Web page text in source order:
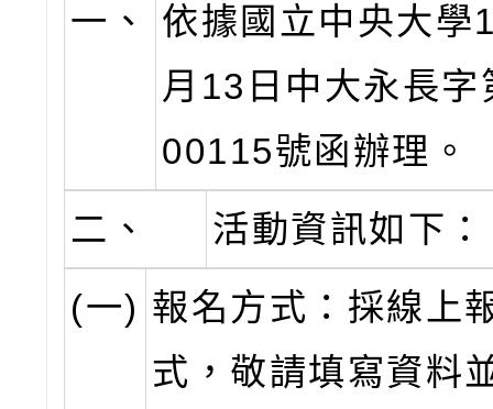
一、
依據國立中央大學
月13日中大永長
00115號函辦理。
二、
活動資訊如下：
(一) 報名方式：採線上
式，敬請填寫資料